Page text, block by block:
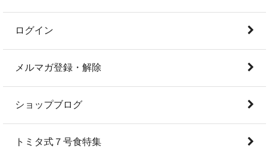
ログイン
メルマガ登録・解除
ショップブログ
トミタ式７号食特集